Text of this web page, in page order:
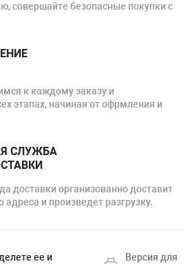
совершайте безопасные покупки с
к каждому заказу и
этапах, начиная от офрмления и
СЛУЖБА
доставки организованно доставит
адреса и произведет разгрузку.
ее и
Версия для